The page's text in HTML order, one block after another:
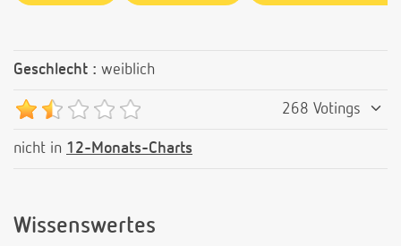
Geschlecht : weiblich
268 Votings
nicht in 12-Monats-Charts
Wissenswertes